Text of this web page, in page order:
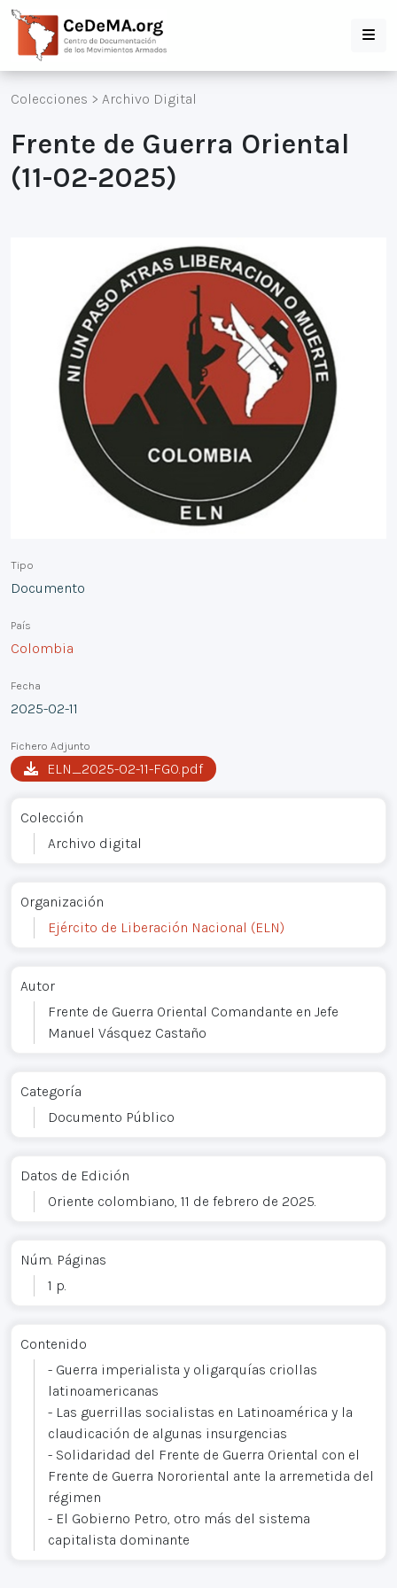
Colecciones > Archivo Digital
Frente de Guerra Oriental
(11-02-2025)
Tipo
Documento
País
Colombia
Fecha
2025-02-11
Fichero Adjunto
ELN_2025-02-11-FGO.pdf
Colección
Archivo digital
Organización
Ejército de Liberación Nacional (ELN)
Autor
Frente de Guerra Oriental Comandante en Jefe
Manuel Vásquez Castaño
Categoría
Documento Público
Datos de Edición
Oriente colombiano, 11 de febrero de 2025.
Núm. Páginas
1 p.
Contenido
- Guerra imperialista y oligarquías criollas
latinoamericanas
- Las guerrillas socialistas en Latinoamérica y la
claudicación de algunas insurgencias
- Solidaridad del Frente de Guerra Oriental con el
Frente de Guerra Nororiental ante la arremetida del
régimen
- El Gobierno Petro, otro más del sistema
capitalista dominante